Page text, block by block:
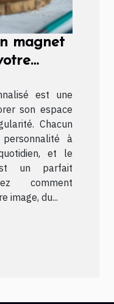
magnet
est une
son espace
Chacun
à
et le
un parfait
comment
image, du...